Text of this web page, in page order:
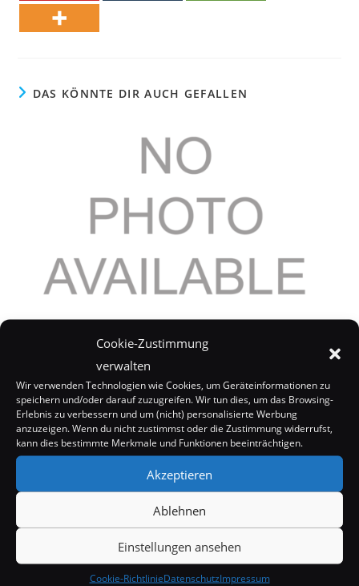
Cookie-Zustimmung
verwalten
Wir verwenden Technologien wie Cookies, um Geräteinformationen zu
speichern und/oder darauf zuzugreifen. Wir tun dies, um das Browsing-
Erlebnis zu verbessern und um (nicht) personalisierte Werbung
anzuzeigen. Wenn du nicht zustimmst oder die Zustimmung widerrufst,
kann dies bestimmte Merkmale und Funktionen beeinträchtigen.
Akzeptieren
Ablehnen
Einstellungen ansehen
Cookie-RichtlinieDatenschutzImpressum
DAS KÖNNTE DIR AUCH GEFALLEN
Black Eyed Peas: Fergie im neuen Tarantino